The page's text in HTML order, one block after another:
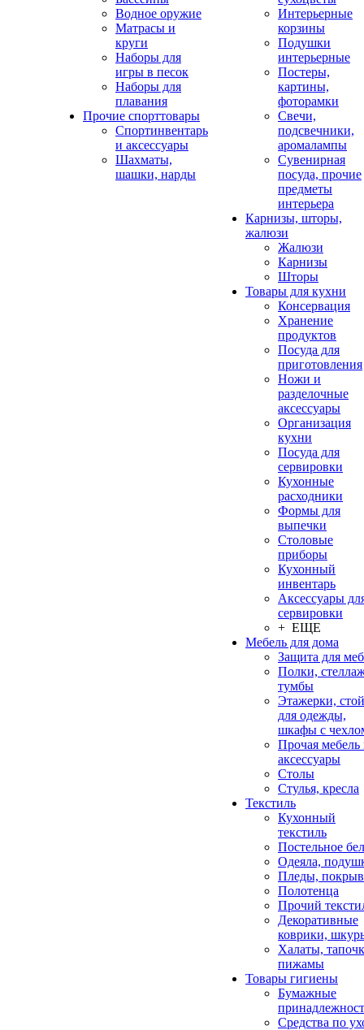
Водное оружие
Матрасы и
круги
Наборы для
игры в песок
Наборы для
плавания
Прочие спорттовары
Спортинвентарь
и аксессуары
Шахматы,
шашки, нарды
Интерьерные
корзины
Подушки
интерьерные
Постеры,
картины,
фоторамки
Свечи,
подсвечники,
аромалампы
Сувенирная
посуда, прочие
предметы
интерьера
Карнизы, шторы,
жалюзи
Жалюзи
Карнизы
Шторы
Товары для кухни
Консервация
Хранение
продуктов
Посуда для
приготовления
Ножи и
разделочные
аксессуары
Организация
кухни
Посуда для
сервировки
Кухонные
расходники
Формы для
выпечки
Столовые
приборы
Кухонный
инвентарь
Аксессуары
сервировки
+ ЕЩЕ
Мебель для дома
Защита для
Полки,
тумбы
Этажерки,
для одежды,
шкафы с
Прочая мебель
аксессуары
Столы
Стулья, кресла
Текстиль
Кухонный
текстиль
Постельное
Одеяла,
Пледы,
Полотенца
Прочий
Декоративные
коврики,
Халаты,
пижамы
Товары гигиены
Бумажные
Средства по